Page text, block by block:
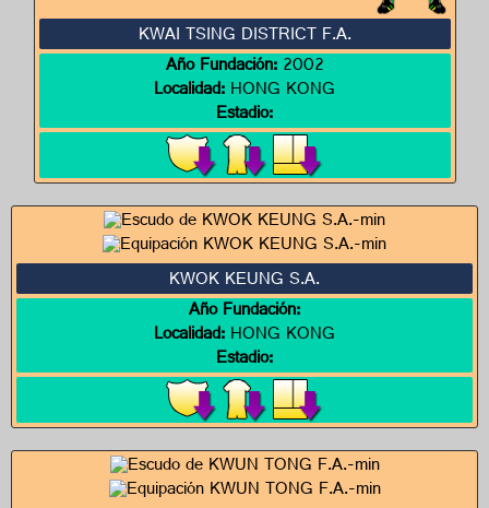
KWAI TSING DISTRICT F.A.
Año Fundación:2002
Localidad:HONG KONG
Estadio:
KWOK KEUNG S.A.
Año Fundación:
Localidad:HONG KONG
Estadio: